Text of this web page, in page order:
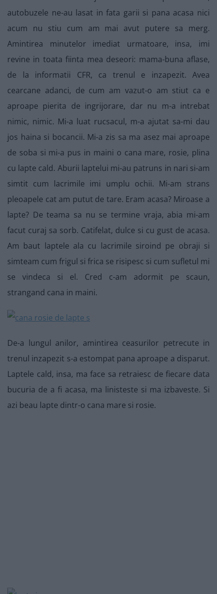
autobuzele ne-au lasat in fata garii si pana acasa nici
acum nu stiu cum am mai avut putere sa merg.
Amintirea minutelor imediat urmatoare, insa, imi
revine in toata fiinta mea deseori: mama-buna aflase,
de la informatii CFR, ca trenul e inzapezit. Avea
cearcane adanci, de cum am vazut-o am stiut ca e
aproape pierita de ingrijorare, dar nu m-a intrebat
nimic, nimic. Mi-a luat rucsacul, m-a ajutat sa-mi dau
jos haina si bocancii. Mi-a zis sa ma asez mai aproape
de soba si mi-a pus in maini o cana mare, rosie, plina
cu lapte cald. Aburii laptelui mi-au patruns in nari si-am
simtit cum lacrimile imi umplu ochii. Mi-am strans
pleoapele cat am putut de tare. Eram acasa? Miroase a
lapte? De teama sa nu se termine vraja, abia mi-am
facut curaj sa sorb. Catifelat, dulce si cu gust de acasa.
Am baut laptele ala cu lacrimile siroind pe obraji si
simteam cum frigul si frica se risipesc si cum sufletul mi
se vindeca si el. Cred c-am adormit pe scaun,
strangand cana in maini.
De-a lungul anilor, amintirea ceasurilor petrecute in
trenul inzapezit s-a estompat pana aproape a disparut.
Laptele cald, insa, ma face sa retraiesc de fiecare data
bucuria de a fi acasa, ma linisteste si ma izbaveste. Si
azi beau lapte dintr-o cana mare si rosie.